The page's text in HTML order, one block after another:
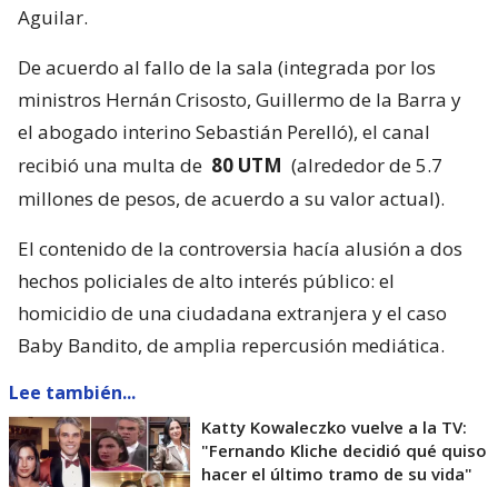
Aguilar.
De acuerdo al fallo de la sala (integrada por los
ministros Hernán Crisosto, Guillermo de la Barra y
el abogado interino Sebastián Perelló), el canal
recibió una multa de 80 UTM (alrededor de 5.7
millones de pesos, de acuerdo a su valor actual).
El contenido de la controversia hacía alusión a dos
hechos policiales de alto interés público: el
homicidio de una ciudadana extranjera y el caso
Baby Bandito, de amplia repercusión mediática.
Lee también...
Katty Kowaleczko vuelve a la TV:
"Fernando Kliche decidió qué quiso
hacer el último tramo de su vida"